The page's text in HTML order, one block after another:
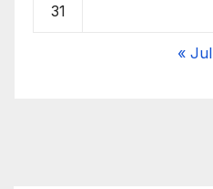
31
« Jul